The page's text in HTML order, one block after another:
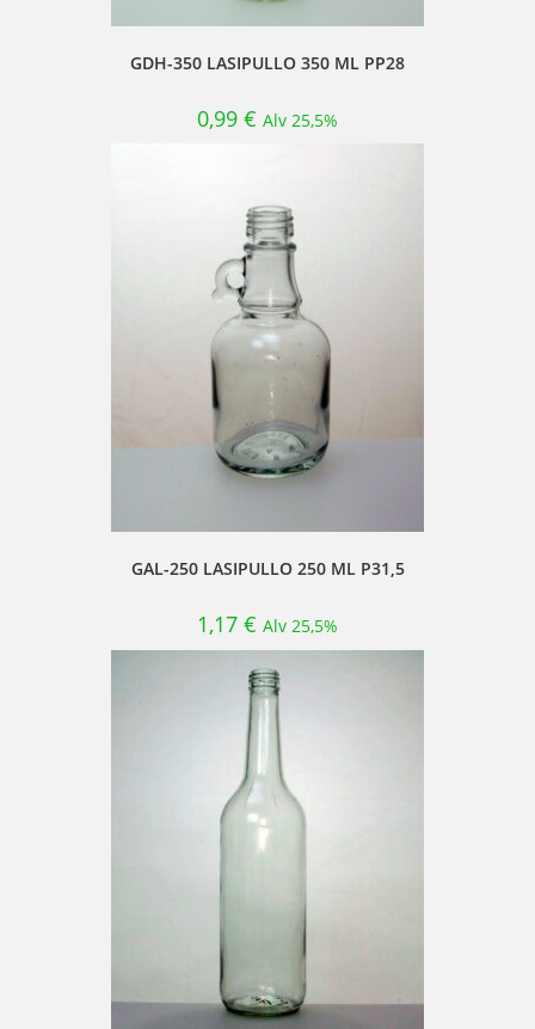
GDH-350 LASIPULLO 350 ML PP28
0,99 € Alv 25,5%
GAL-250 LASIPULLO 250 ML P31,5
1,17 € Alv 25,5%